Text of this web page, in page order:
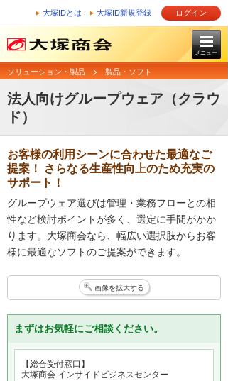
大塚IDとは 大塚ID新規登録 ログイン
メニュー
ソリューション・製品 製品・ソフト
法人向けグループウェア（クラウ
ド）
お客様の利用シーンに合わせた最適なご
提案！ さらなる生産性向上のため充実の
サポート！
グループウェア選びは管理・業務フローとの相
性など検討ポイントが多く、選定に手間がかか
ります。大塚商会なら、幅広い選択肢からお客
様に最適なソフトのご提案ができます。
画像を拡大する
まずはお気軽にご相談ください。
【総合受付窓口】
大塚商会 インサイドビジネスセンター